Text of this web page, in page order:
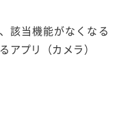
該当機能がなくなる
アプリ（カメラ）